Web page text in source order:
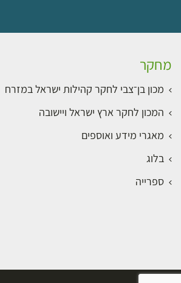
מחקר
מכון בן־צבי לחקר קהילות ישראל במזרח
המכון לחקר ארץ ישראל ויישובה
מאגרי מידע ואוספים
בלוג
ספרייה